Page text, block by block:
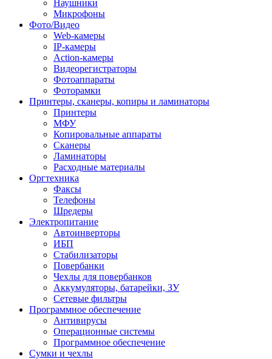
Наушники
Микрофоны
Фото/Видео
Web-камеры
IP-камеры
Action-камеры
Видеорегистраторы
Фотоаппараты
Фоторамки
Принтеры, сканеры, копиры и ламинаторы
Принтеры
МФУ
Копировальные аппараты
Сканеры
Ламинаторы
Расходные материалы
Оргтехника
Факсы
Телефоны
Шредеры
Электропитание
Автоинверторы
ИБП
Стабилизаторы
Повербанки
Чехлы для повербанков
Аккумуляторы, батарейки, ЗУ
Сетевые фильтры
Программное обеспечение
Антивирусы
Операционные системы
Программное обеспечение
Сумки и чехлы